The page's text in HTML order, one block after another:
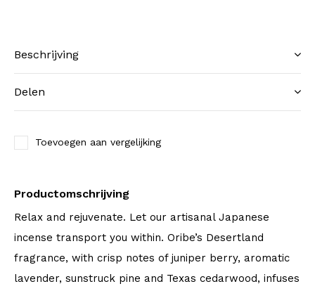
Beschrijving
Delen
Toevoegen aan vergelijking
Productomschrijving
Relax and rejuvenate. Let our artisanal Japanese
incense transport you within. Oribe’s Desertland
fragrance, with crisp notes of juniper berry, aromatic
lavender, sunstruck pine and Texas cedarwood, infuses